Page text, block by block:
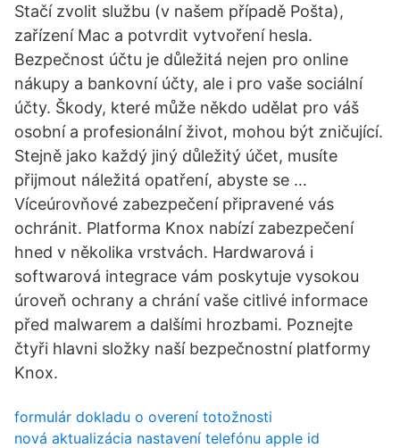
Stačí zvolit službu (v našem případě Pošta),
zařízení Mac a potvrdit vytvoření hesla.
Bezpečnost účtu je důležitá nejen pro online
nákupy a bankovní účty, ale i pro vaše sociální
účty. Škody, které může někdo udělat pro váš
osobní a profesionální život, mohou být zničující.
Stejně jako každý jiný důležitý účet, musíte
přijmout náležitá opatření, abyste se …
Víceúrovňové zabezpečení připravené vás
ochránit. Platforma Knox nabízí zabezpečení
hned v několika vrstvách. Hardwarová i
softwarová integrace vám poskytuje vysokou
úroveň ochrany a chrání vaše citlivé informace
před malwarem a dalšími hrozbami. Poznejte
čtyři hlavni složky naší bezpečnostní platformy
Knox.
formulár dokladu o overení totožnosti
nová aktualizácia nastavení telefónu apple id